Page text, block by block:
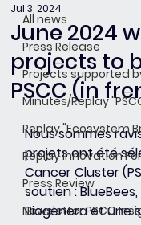
All news
Press Release
Projects supported
Minutes/Replay
Replay "Ecosystem
Replay Innovation
Press Review
Newsletter PSCC
June 2024
projects to
PSCC (in
Jul 3, 2024
Nous sommes
projets ont été
Cancer Cluster
soutien :
Biogenera et une